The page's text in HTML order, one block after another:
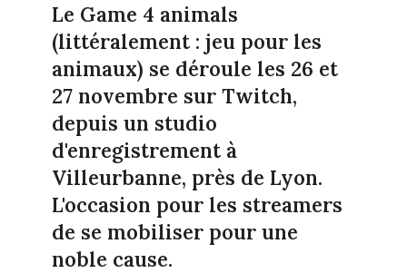
Le Game 4 animals
(littéralement : jeu pour les
animaux) se déroule les 26 et
27 novembre sur Twitch,
depuis un studio
d'enregistrement à
Villeurbanne, près de Lyon.
L'occasion pour les streamers
de se mobiliser pour une
noble cause.